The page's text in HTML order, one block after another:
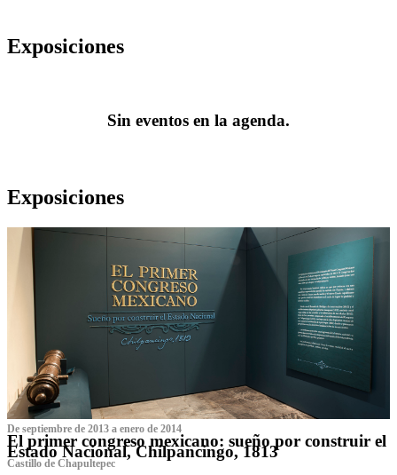
Exposiciones
Sin eventos en la agenda.
Exposiciones
De septiembre de 2013 a enero de 2014
El primer congreso mexicano: sueño por construir el
Estado Nacional, Chilpancingo, 1813
Castillo de Chapultepec